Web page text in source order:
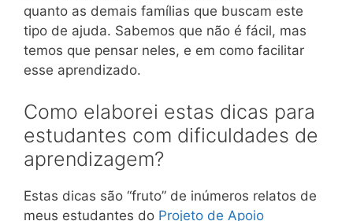
quanto as demais famílias que buscam este
tipo de ajuda. Sabemos que não é fácil, mas
temos que pensar neles, e em como facilitar
esse aprendizado.
Como elaborei estas dicas para
estudantes com dificuldades de
aprendizagem?
Estas dicas são “fruto” de inúmeros relatos de
meus estudantes do Projeto de Apoio